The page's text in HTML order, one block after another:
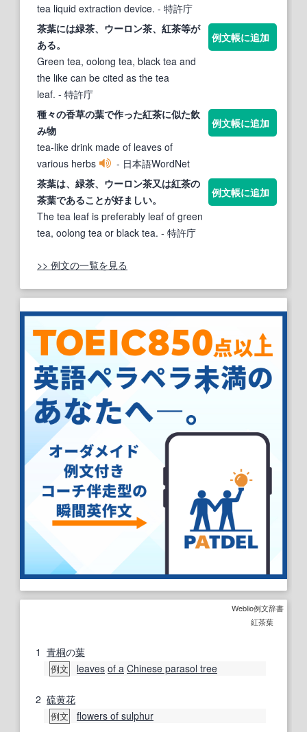
tea liquid extraction device. - 特許庁
茶葉には緑茶、ウーロン茶、 紅茶等が
ある。
Green tea, oolong tea, black tea and
the like can be cited as the tea
leaf. - 特許庁
例文帳に追加
種々の香草の葉で作った紅茶に似た飲
み物
tea-like drink made of leaves of
various herbs
- 日本語WordNet
例文帳に追加
茶葉は、緑茶、ウーロン茶又は紅茶の
茶葉であることが好ましい。
The tea leaf is preferably leaf of green
tea, oolong tea or black tea. - 特許庁
例文帳に追加
>> 例文の一覧を見る
Weblio例文辞書
紅茶葉
1 青桐の葉
例文 leaves of a Chinese parasol tree
2 硫黄花
例文 flowers of sulphur